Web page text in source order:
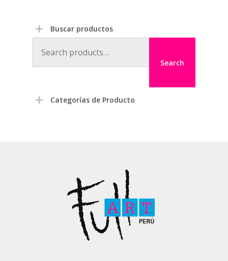
Buscar productos
for:
Search
Categorías de Producto